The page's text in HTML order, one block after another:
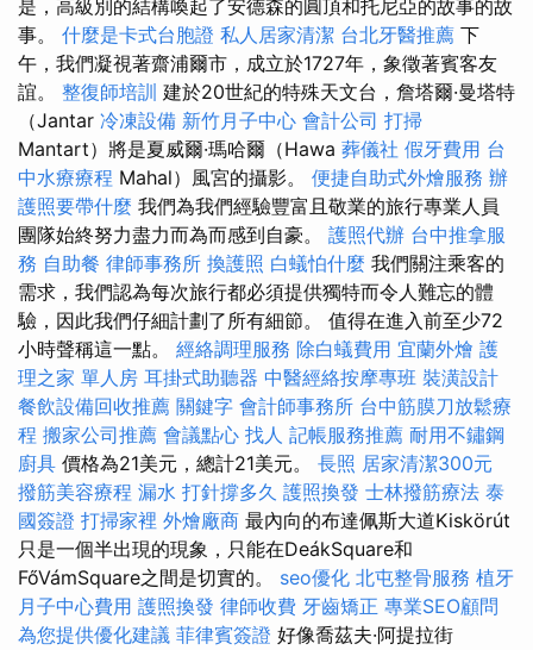
是，高級別的結構喚起了安德森的圓頂和托尼亞的故事的故
事。 什麼是卡式台胞證 私人居家清潔 台北牙醫推薦 下
午，我們凝視著齋浦爾市，成立於1727年，象徵著賓客友
誼。 整復師培訓 建於20世紀的特殊天文台，詹塔爾·曼塔特
（Jantar 冷凍設備 新竹月子中心 會計公司 打掃
Mantart）將是夏威爾·瑪哈爾（Hawa 葬儀社 假牙費用 台
中水療療程 Mahal）風宮的攝影。 便捷自助式外燴服務 辦
護照要帶什麼 我們為我們經驗豐富且敬業的旅行專業人員
團隊始終努力盡力而為而感到自豪。 護照代辦 台中推拿服
務 自助餐 律師事務所 換護照 白蟻怕什麼 我們關注乘客的
需求，我們認為每次旅行都必須提供獨特而令人難忘的體
驗，因此我們仔細計劃了所有細節。 值得在進入前至少72
小時聲稱這一點。 經絡調理服務 除白蟻費用 宜蘭外燴 護
理之家 單人房 耳掛式助聽器 中醫經絡按摩專班 裝潢設計
餐飲設備回收推薦 關鍵字 會計師事務所 台中筋膜刀放鬆療
程 搬家公司推薦 會議點心 找人 記帳服務推薦 耐用不鏽鋼
廚具 價格為21美元，總計21美元。 長照 居家清潔300元
撥筋美容療程 漏水 打針撐多久 護照換發 士林撥筋療法 泰
國簽證 打掃家裡 外燴廠商 最內向的布達佩斯大道Kiskörút
只是一個半出現的現象，只能在DeákSquare和
FőVámSquare之間是切實的。 seo優化 北屯整骨服務 植牙
月子中心費用 護照換發 律師收費 牙齒矯正 專業SEO顧問
為您提供優化建議 菲律賓簽證 好像喬茲夫·阿提拉街